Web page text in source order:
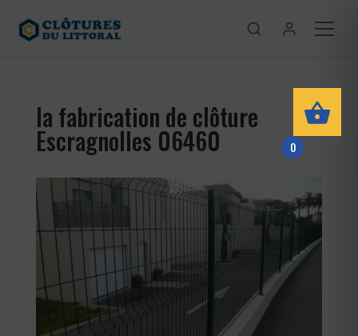
la fabrication de clôture
Escragnolles 06460 0